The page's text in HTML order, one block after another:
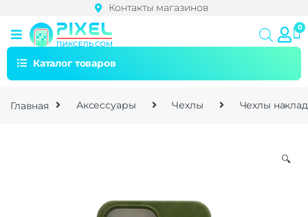
Контакты магазинов
Каталог товаров
Главная Аксессуары Чехлы Чехлы
🔍